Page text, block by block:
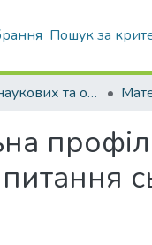
Пошук за
Матеріали наукових та освітніх заходів ХММУ